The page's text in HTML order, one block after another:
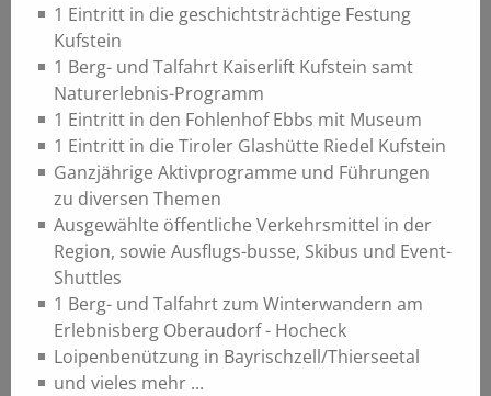
1 Eintritt in die geschichtsträchtige Festung
Kufstein
1 Berg- und Talfahrt Kaiserlift Kufstein samt
Naturerlebnis-Programm
1 Eintritt in den Fohlenhof Ebbs mit Museum
1 Eintritt in die Tiroler Glashütte Riedel Kufstein
Ganzjährige Aktivprogramme und Führungen
zu diversen Themen
Ausgewählte öffentliche Verkehrsmittel in der
Region, sowie Ausflugs-busse, Skibus und Event-
Shuttles
1 Berg- und Talfahrt zum Winterwandern am
Erlebnisberg Oberaudorf - Hocheck
Loipenbenützung in Bayrischzell/Thierseetal
und vieles mehr ...